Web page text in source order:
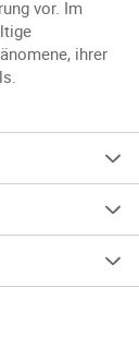
vor. Im
ihrer